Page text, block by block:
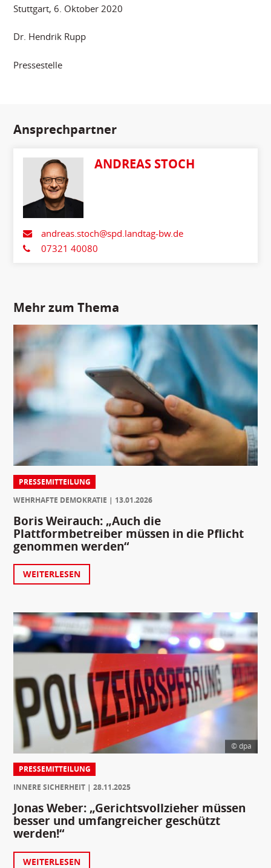
Stuttgart, 6. Oktober 2020
Dr. Hendrik Rupp
Pressestelle
Ansprechpartner
ANDREAS STOCH
andreas.stoch@spd.landtag-bw.de
07321 40080
Mehr zum Thema
PRESSEMITTEILUNG
WEHRHAFTE DEMOKRATIE
13.01.2026
Boris Weirauch: „Auch die
Plattformbetreiber müssen in die Pflicht
genommen werden“
WEITERLESEN
© dpa
PRESSEMITTEILUNG
INNERE SICHERHEIT
28.11.2025
Jonas Weber: „Gerichtsvollzieher müssen
besser und umfangreicher geschützt
werden!“
WEITERLESEN